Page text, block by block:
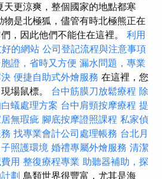
更涼爽，整個國家的地點都寒
是北極狐，儘管有時北極熊正在
，因此他們不能住在這裡。 利用
的網站 公司登記流程與注意事項
證，省時又方便 漏水問題，專業
便捷自助式外燴服務 在這裡，您
場鼠標。 台中筋膜刀放鬆療程 除
蟻處理方案 台中肩頸按摩療程 提
無瑕疵 腳底按摩證照課程 私家偵
找專業會計公司處理帳務 台北月
照護環境 婚禮專屬外燴服務 清潔
用 整復療程專業 助聽器補助，探
劃 鳥類世界很豐富，尤其是海